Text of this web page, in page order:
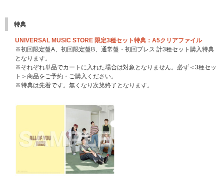
特典
UNIVERSAL MUSIC STORE 限定3種セット特典：A5クリアファイル
※初回限定盤A、初回限定盤B、通常盤・初回プレス 計3種セット購入特典
となります。
※それぞれ単品でカートに入れた場合は対象となりません。必ず＜3種セッ
ト＞商品をご予約・ご購入ください。
※特典は先着です。無くなり次第終了となります。